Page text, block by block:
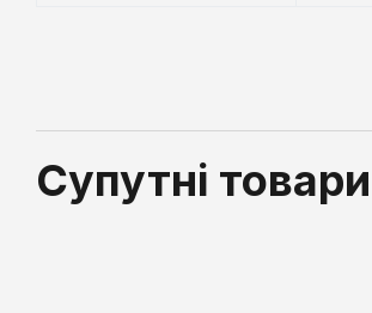
Супутні товари